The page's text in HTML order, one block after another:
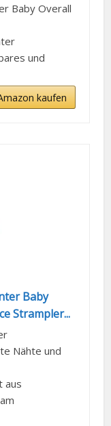
Baby Overall
und
kaufen
Baby
Strampler...
Nähte und
aus